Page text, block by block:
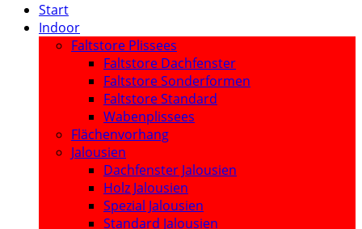
Start
Indoor
Faltstore Plissees
Faltstore Dachfenster
Faltstore Sonderformen
Faltstore Standard
Wabenplissees
Flächenvorhang
Jalousien
Dachfenster Jalousien
Holz Jalousien
Spezial Jalousien
Standard Jalousien